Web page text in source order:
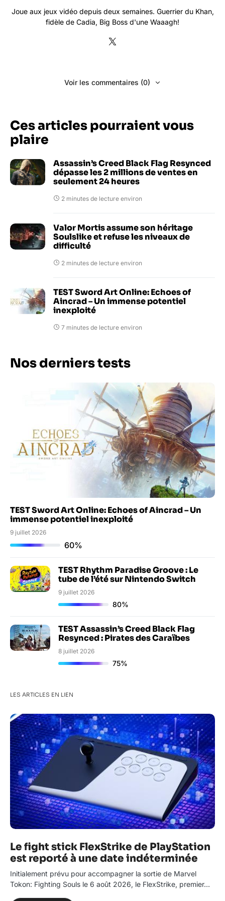
Joue aux jeux vidéo depuis deux semaines. Guerrier du Khan,
fidèle de Cadia, Big Boss d'une Waaagh!
Voir les commentaires (0)
Ces articles pourraient vous
plaire
Assassin’s Creed Black Flag Resynced
dépasse les 2 millions de ventes en
seulement 24 heures
2 minutes de lecture environ
Valor Mortis assume son héritage
Soulslike et refuse les niveaux de
difficulté
2 minutes de lecture environ
TEST Sword Art Online: Echoes of
Aincrad – Un immense potentiel
inexploité
7 minutes de lecture environ
Nos derniers tests
TEST Sword Art Online: Echoes of Aincrad – Un
immense potentiel inexploité
9 juillet 2026
60%
TEST Rhythm Paradise Groove : Le
tube de l’été sur Nintendo Switch
9 juillet 2026
80%
TEST Assassin’s Creed Black Flag
Resynced : Pirates des Caraïbes
8 juillet 2026
75%
LES ARTICLES EN LIEN
Le fight stick FlexStrike de PlayStation
est reporté à une date indéterminée
Initialement prévu pour accompagner la sortie de Marvel
Tokon: Fighting Souls le 6 août 2026, le FlexStrike, premier…